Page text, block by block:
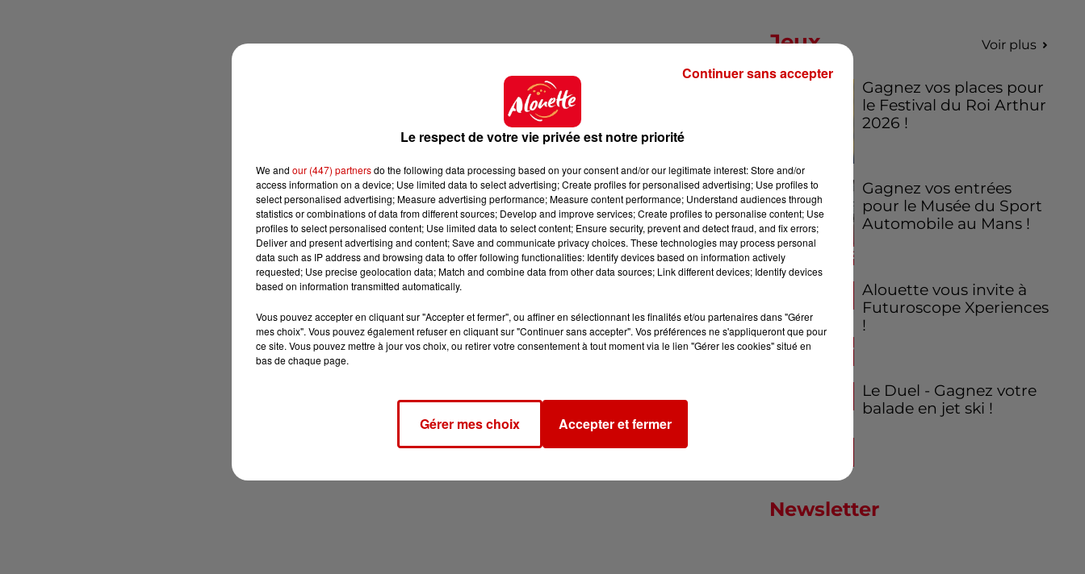
Jeux Voir plus
Gagnez vos places pour
le Festival du Roi Arthur
2026 !
Gagnez vos entrées
pour le Musée du Sport
Automobile au Mans !
Alouette vous invite à
Futuroscope Xperiences
!
Le Duel - Gagnez votre
balade en jet ski !
Newsletter
Le respect de votre vie privée est notre priorité
We and our (447) partnersdo the following data processing based on your consent and/or our legitimate interest: Store and/or
access information on a device; Use limited data to select advertising; Create profiles for personalised advertising; Use profiles to
select personalised advertising; Measure advertising performance; Measure content performance; Understand audiences through
statistics or combinations of data from different sources; Develop and improve services; Create profiles to personalise content; Use
profiles to select personalised content; Use limited data to select content; Ensure security, prevent and detect fraud, and fix errors;
Deliver and present advertising and content; Save and communicate privacy choices. These technologies may process personal
data such as IP address and browsing data to offer following functionalities: Identify devices based on information actively
requested; Use precise geolocation data; Match and combine data from other data sources; Link different devices; Identify devices
based on information transmitted automatically.
Vous pouvez accepter en cliquant sur "Accepter et fermer", ou affiner en sélectionnant les finalités et/ou partenaires dans "Gérer
mes choix". Vous pouvez également refuser en cliquant sur "Continuer sans accepter". Vos préférences ne s'appliqueront que pour
ce site. Vous pouvez mettre à jour vos choix, ou retirer votre consentement à tout moment via le lien "Gérer les cookies" situé en
bas de chaque page.
Gérer mes choix Accepter et fermer
Continuer sans accepter